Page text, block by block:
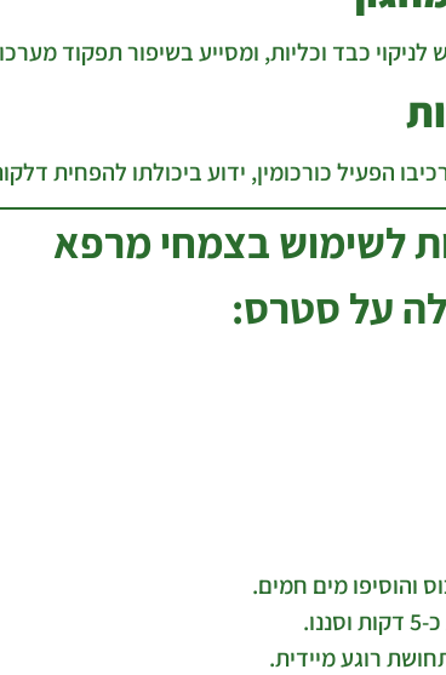
לשימוש בצמחי מרפא
על סטרס:
והוסיפו מים חמים.
רוגע מיידית.